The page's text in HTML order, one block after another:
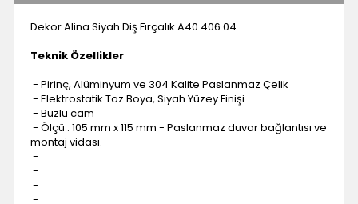
Dekor Alina Siyah Diş Fırçalık A40 406 04
Teknik Özellikler
- Pirinç, Alüminyum ve 304 Kalite Paslanmaz Çelik
- Elektrostatik Toz Boya, Siyah Yüzey Finişi
- Buzlu cam
- Ölçü : 105 mm x 115 mm - Paslanmaz duvar bağlantısı ve
montaj vidası.
-
-
-
-